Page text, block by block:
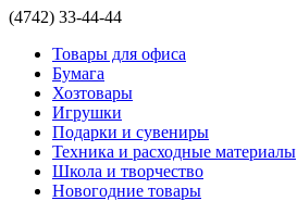
(4742) 33-44-44
Товары для офиса
Бумага
Хозтовары
Игрушки
Подарки и сувениры
Техника и расходные материалы
Школа и творчество
Новогодние товары